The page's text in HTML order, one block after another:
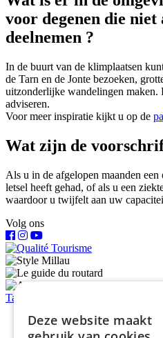
voor degenen die
deelnemen ?
In de buurt van de klimplaatsen
de Tarn en de Jonte bezoeken,
uitzonderlijke wandelingen maken.
adviseren.
Voor meer inspiratie kijkt u op de
Wat zijn de
Als u in de afgelopen maanden
letsel heeft gehad, of als u een
waardoor u twijfelt aan uw
Volg ons
Tarieven en boeking Bied een
Deze website maakt